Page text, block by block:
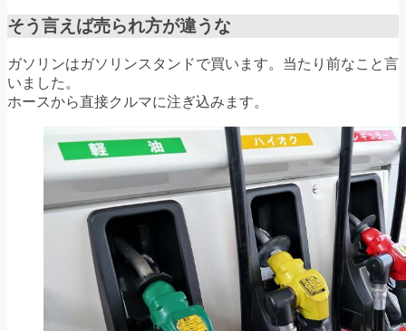
そう言えば売られ方が違うな
ガソリンはガソリンスタンドで買います。当たり前なこと言
いました。
ホースから直接クルマに注ぎ込みます。